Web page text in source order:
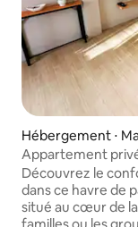
Hébergement ⋅
Appartement
WiFi et confort
Découvrez le
dans ce havre de
situé au cœur de